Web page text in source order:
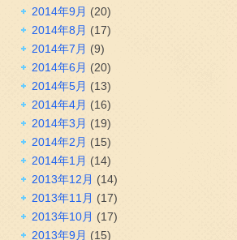
2014年9月 (20)
2014年8月 (17)
2014年7月 (9)
2014年6月 (20)
2014年5月 (13)
2014年4月 (16)
2014年3月 (19)
2014年2月 (15)
2014年1月 (14)
2013年12月 (14)
2013年11月 (17)
2013年10月 (17)
2013年9月 (15)